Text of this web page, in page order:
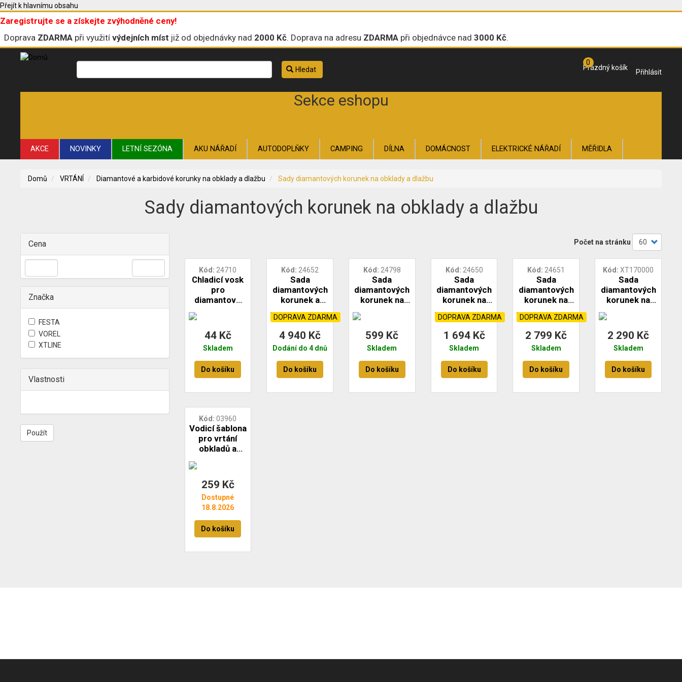
Přejít k hlavnímu obsahu
Zaregistrujte se a získejte zvýhodněné ceny!
Doprava ZDARMA při využití výdejních míst již od objednávky nad 2000 Kč. Doprava na adresu ZDARMA při objednávce nad 3000 Kč.
Přihlásit
Prázdný košík
0
Hledat
Sekce eshopu
AKCE NOVINKY LETNÍ SEZÓNA AKU NÁŘADÍ AUTODOPLŇKY CAMPING DÍLNA DOMÁCNOST ELEKTRICKÉ NÁŘADÍ MĚŘIDLA
Domů VRTÁNÍ Diamantové a karbidové korunky na obklady a dlažbu Sady diamantových korunek na obklady a dlažbu
Sady diamantových korunek na obklady a dlažbu
Cena
Značka
FESTA
VOREL
XTLINE
Vlastnosti
Použít
Počet na stránku
Kód 24710
Chladicí vosk
pro
diamantové
korunky - 1ks
44 Kč
Skladem
Do košíku
Kód 24652
Sada
diamantových
korunek a
kotoučů na
dlažbu - 13ks
- M14 -
INDUSTRY
FESTA
DOPRAVA ZDARMA
4 940 Kč
Dodání do 4 dnů
Do košíku
Kód 24798
Sada
diamantových
korunek na
dlažbu - 6ks -
stopka FESTA
599 Kč
Skladem
Do košíku
Kód 24650
Sada
diamantových
korunek na
dlažbu - 7ks -
8-68mm -
M14 FESTA
DOPRAVA ZDARMA
1 694 Kč
Skladem
Do košíku
Kód 24651
Sada
diamantových
korunek na
dlažbu - 8ks -
6-68mm -
M14 -
INDUSTRY
FESTA
DOPRAVA ZDARMA
2 799 Kč
Skladem
Do košíku
Kód XT170000
Sada
diamantových
korunek na
dlažbu - 8ks -
M14 XTLINE
2 290 Kč
Skladem
Do košíku
Kód 03960
Vodicí šablona
pro vrtání
obkladů a
84mm VOREL
259 Kč
Dostupné
18.8.2026
Do košíku